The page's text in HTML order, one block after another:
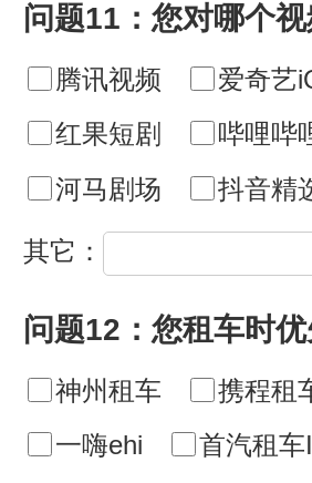
问题11：您对哪个
腾讯视频 爱奇艺
红果短剧
哔哩哔
河马剧场
抖音精
其它：
问题12：您租车时
神州租车 携程租
一嗨ehi
首汽租车